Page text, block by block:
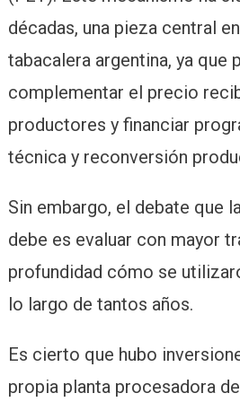
décadas, una pieza central
tabacalera argentina, ya que
complementar el precio
productores y financiar
técnica y reconversión
Sin embargo, el debate que
debe es evaluar con mayor
profundidad cómo se
lo largo de tantos años.
Es cierto que hubo
propia planta procesadora